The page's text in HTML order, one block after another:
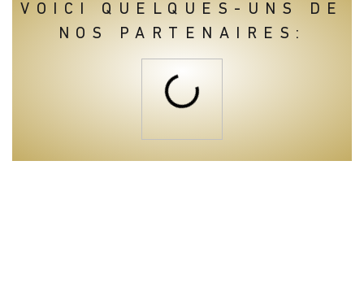
VOICI QUELQUES-UNS DE
NOS PARTENAIRES: